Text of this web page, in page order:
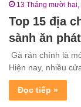
13 Tháng mười hai,
Top 15 địa
sành ăn
Gà rán chính là
Hiện nay, nhiều
Đọc tiếp »